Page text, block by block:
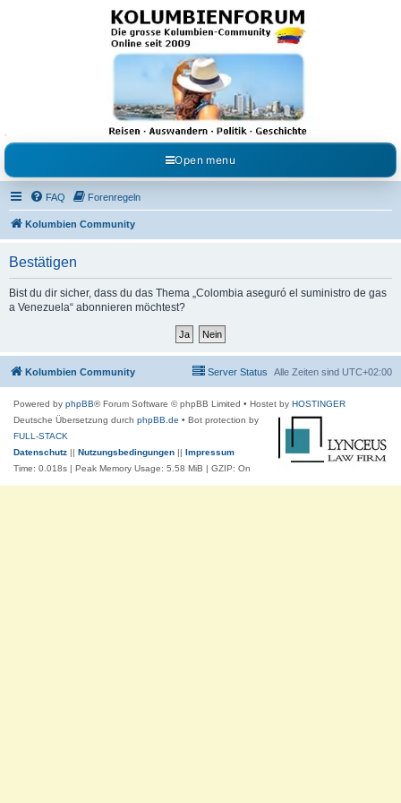
Kolumbienforum - Das
grosse Forum der
Freunde Kolumbiens
Reisen, Auswandern, Kultur, Politik, Geschichte und Visum in Kolumbien und Venezuela.
Austausch, Erfahrungen und Gemeinschaft im Kolumbienforum
Open menu
FAQ Forenregeln
Kolumbien Community
Bestätigen
Bist du dir sicher, dass du das Thema „Colombia aseguró el suministro de gas
a Venezuela“ abonnieren möchtest?
Kolumbien Community Alle Zeiten sind UTC+02:00
Server Status
Powered by phpBB® Forum Software © phpBB Limited • Hostet by HOSTINGER
Deutsche Übersetzung durch phpBB.de • Bot protection by
FULL-STACK
Datenschutz
Nutzungsbedingungen
Impressum
Time: 0.018s | Peak Memory Usage: 5.58 MiB | GZIP: On